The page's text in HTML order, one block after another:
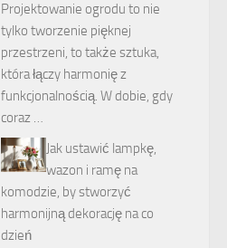
Projektowanie ogrodu to nie
tylko tworzenie pięknej
przestrzeni, to także sztuka,
która łączy harmonię z
funkcjonalnością. W dobie, gdy
coraz …
Jak ustawić lampkę,
wazon i ramę na
komodzie, by stworzyć
harmonijną dekorację na co
dzień